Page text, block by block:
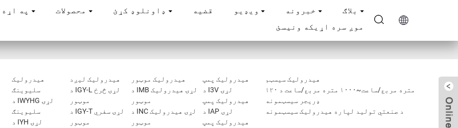
د INI په اړه محصولات ډاونلوډ کړئ قضیه ویډیو خبرونه
بلاګ
موږ سره اړیکه ونیسئ
هیدرولیک
سلیوینګ
د IWYHG لړۍ
سلیوینګ
د IYH لړۍ
هیدرولیک لیږد
د IGY-L لړۍ څرخ
موټور
د IGY-T لړۍ سفري
موټور
هیدرولیک موټور
د IMB لړۍ هیدرولیک
موټور
د INC لړۍ هیدرولیک
موټور
هیدرولیک پمپ
د I3V لړۍ
هیدرولیک پمپ
د IAP لړۍ
هیدرولیک پمپ
هیدرولیک سیسټم
۱۲۰ متره مربع/ساعت~۱۰۰۰ متره مربع/ساعت د
ډریجر سیسټمونه
د صنعتي تولید لپاره هیدرولیک سیسټمونه